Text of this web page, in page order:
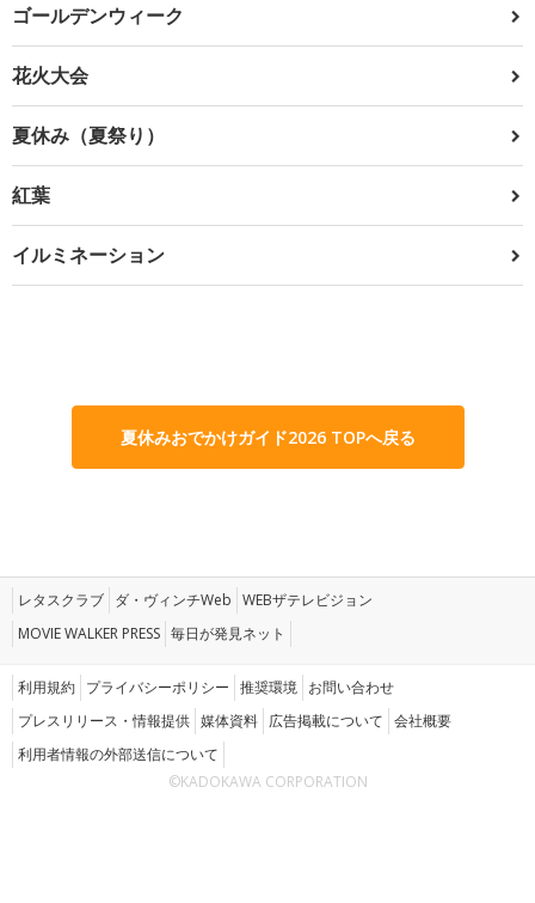
ゴールデンウィーク
花火大会
夏休み（夏祭り）
紅葉
イルミネーション
夏休みおでかけガイド2026 TOPへ戻る
レタスクラブ ダ・ヴィンチWeb WEBザテレビジョン
MOVIE WALKER PRESS 毎日が発見ネット
利用規約 プライバシーポリシー 推奨環境 お問い合わせ
プレスリリース・情報提供 媒体資料 広告掲載について 会社概要
利用者情報の外部送信について
©KADOKAWA CORPORATION